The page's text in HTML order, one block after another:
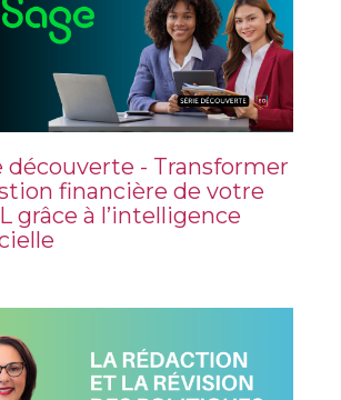
découverte - Transformer
financière de votre
grâce à l’intelligence